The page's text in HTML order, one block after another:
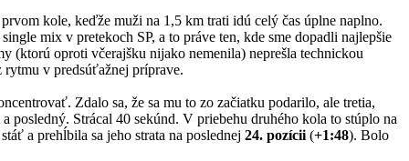
kole, keďže muži na 1,5 km trati idú celý čas úplne naplno.
mix v pretekoch SP, a to práve ten, kde sme dopadli najlepšie
(ktorú oproti včerajšku nijako nemenila) neprešla technickou
rytmu v predsúťažnej príprave.
Zdalo sa, že sa mu to zo začiatku podarilo, ale tretia,
posledný. Strácal 40 sekúnd. V priebehu druhého kola to stúplo na
a prehĺbila sa jeho strata na poslednej 24. pozícii (+1:48). Bolo